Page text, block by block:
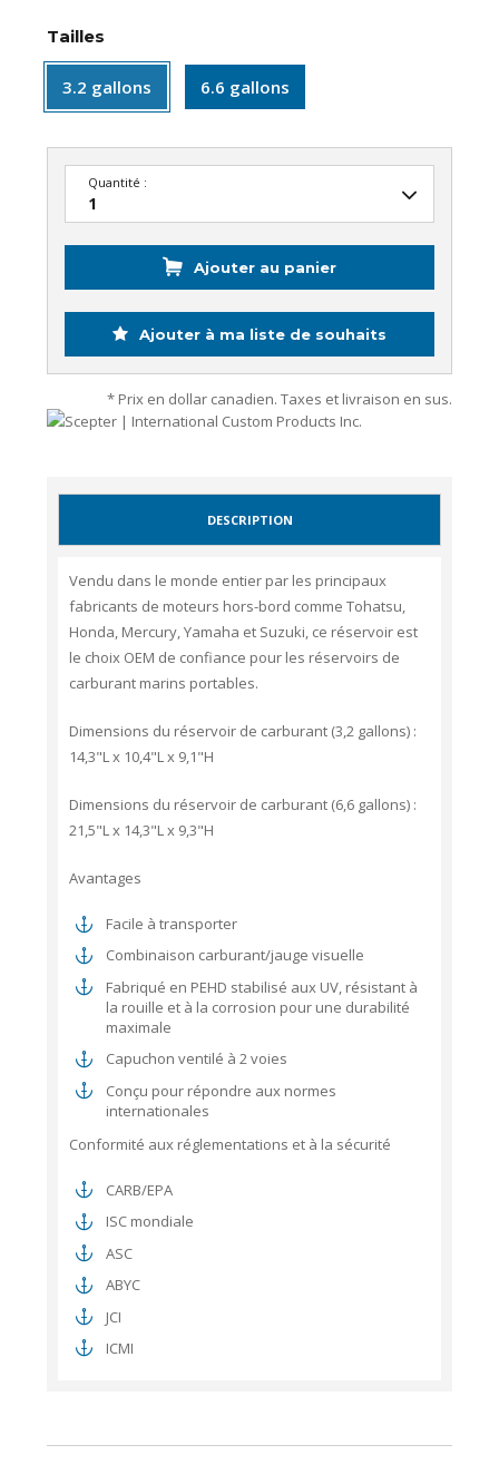
Tailles
3.2 gallons 6.6 gallons
Quantité :
Ajouter au panier
Ajouter à ma liste de souhaits
* Prix en dollar canadien. Taxes et livraison en sus.
DESCRIPTION
Vendu dans le monde entier par les principaux
fabricants de moteurs hors-bord comme Tohatsu,
Honda, Mercury, Yamaha et Suzuki, ce réservoir est
le choix OEM de confiance pour les réservoirs de
carburant marins portables.
Dimensions du réservoir de carburant (3,2 gallons) :
14,3"L x 10,4"L x 9,1"H
Dimensions du réservoir de carburant (6,6 gallons) :
21,5"L x 14,3"L x 9,3"H
Avantages
Facile à transporter
Combinaison carburant/jauge visuelle
Fabriqué en PEHD stabilisé aux UV, résistant à
la rouille et à la corrosion pour une durabilité
maximale
Capuchon ventilé à 2 voies
Conçu pour répondre aux normes
internationales
Conformité aux réglementations et à la sécurité
CARB/EPA
ISC mondiale
ASC
ABYC
JCI
ICMI